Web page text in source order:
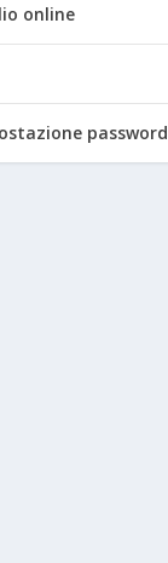
online
password